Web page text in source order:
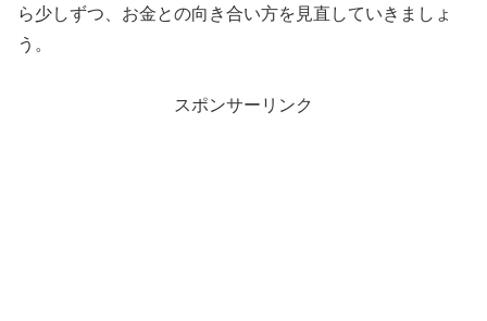
ら少しずつ、お金との向き合い方を見直していきましょ
う。
スポンサーリンク